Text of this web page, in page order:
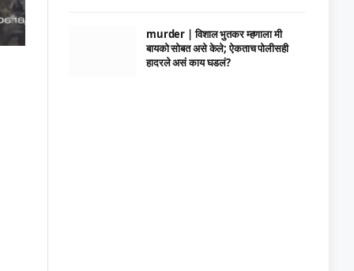
murder | विशाल भुतकर म्हणाला मी
बायको सोबत असे केले; ऐकताच पोलीसही
हादरले असं काय घडलं?